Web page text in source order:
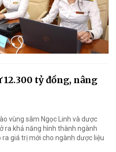
12.300 tỷ đồng, nâng
vùng sâm Ngọc Linh và dược
ra khả năng hình thành ngành
giá trị mới cho ngành dược liệu